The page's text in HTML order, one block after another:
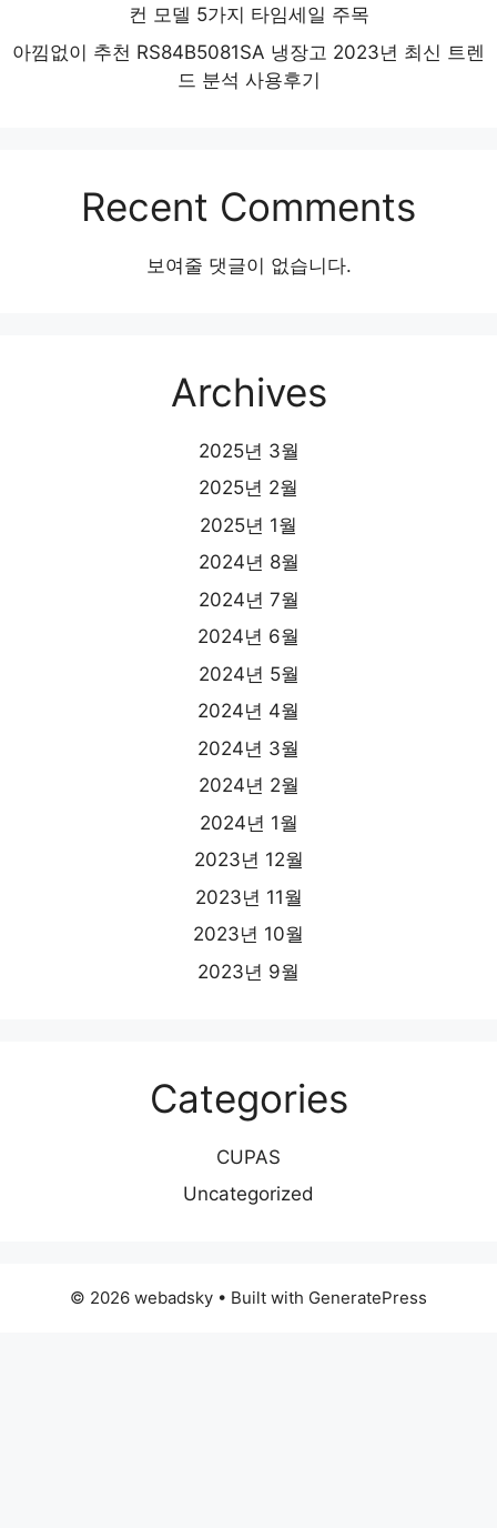
컨 모델 5가지 타임세일 주목
아낌없이 추천 RS84B5081SA 냉장고 2023년 최신 트렌
드 분석 사용후기
Recent Comments
보여줄 댓글이 없습니다.
Archives
2025년 3월
2025년 2월
2025년 1월
2024년 8월
2024년 7월
2024년 6월
2024년 5월
2024년 4월
2024년 3월
2024년 2월
2024년 1월
2023년 12월
2023년 11월
2023년 10월
2023년 9월
Categories
CUPAS
Uncategorized
© 2026 webadsky • Built with GeneratePress